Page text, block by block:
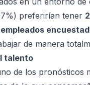
preferirían tener
de manera
talento
de los pronósticos